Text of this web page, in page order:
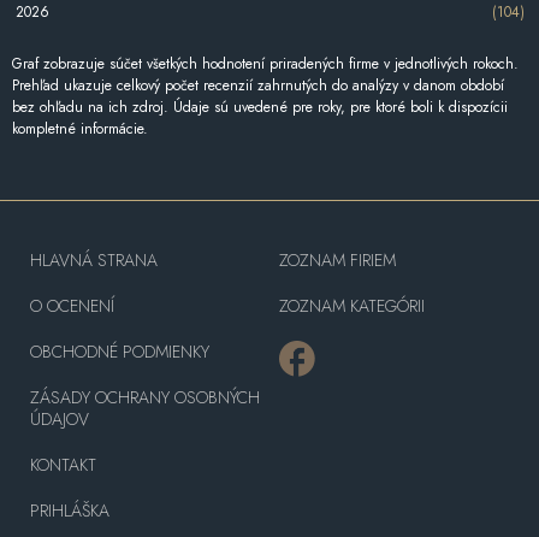
2026
(104)
Graf zobrazuje súčet všetkých hodnotení priradených firme v jednotlivých rokoch.
Prehľad ukazuje celkový počet recenzií zahrnutých do analýzy v danom období
bez ohľadu na ich zdroj. Údaje sú uvedené pre roky, pre ktoré boli k dispozícii
kompletné informácie.
HLAVNÁ STRANA
O OCENENÍ
OBCHODNÉ PODMIENKY
ZÁSADY OCHRANY OSOBNÝCH
ÚDAJOV
KONTAKT
PRIHLÁŠKA
ZOZNAM FIRIEM
ZOZNAM KATEGÓRII